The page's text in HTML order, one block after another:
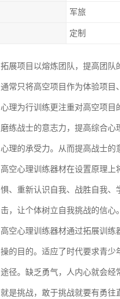
军旅
定制
拓展项目以熔炼团队，提高团队
通常只将高空项目作为体验项目
心理为行训练更注重对高空项目
磨练战士的意志力，提高综合
心理的承受力。从而提高战士的
高空心理训练器材在设置原理
惧、重新认识自我、战胜自我、
击，让个体树立自我挑战的信心
高空心理训练器材通过拓展训
操的目的。适应了时代要求青少
途径。缺乏勇气，人内心就会经
就是挑战，敢于挑战就要有勇往